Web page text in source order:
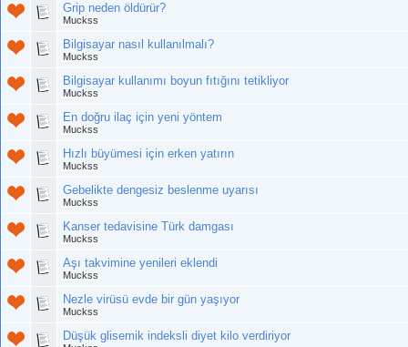
Grip neden öldürür?
Muckss
Bilgisayar nasıl kullanılmalı?
Muckss
Bilgisayar kullanımı boyun fıtığını tetikliyor
Muckss
En doğru ilaç için yeni yöntem
Muckss
Hızlı büyümesi için erken yatırın
Muckss
Gebelikte dengesiz beslenme uyarısı
Muckss
Kanser tedavisine Türk damgası
Muckss
Aşı takvimine yenileri eklendi
Muckss
Nezle virüsü evde bir gün yaşıyor
Muckss
Düşük glisemik indeksli diyet kilo verdiriyor